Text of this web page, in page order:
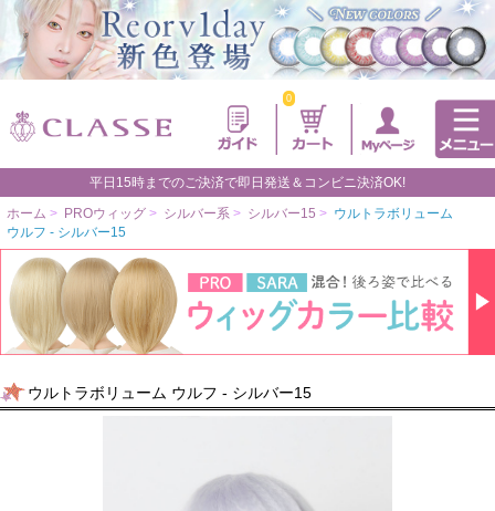
0
平日15時までのご決済で即日発送＆コンビニ決済OK!
ホーム > PROウィッグ > シルバー系 > シルバー15 > ウルトラボリューム
ウルフ - シルバー15
ウルトラボリューム ウルフ - シルバー15